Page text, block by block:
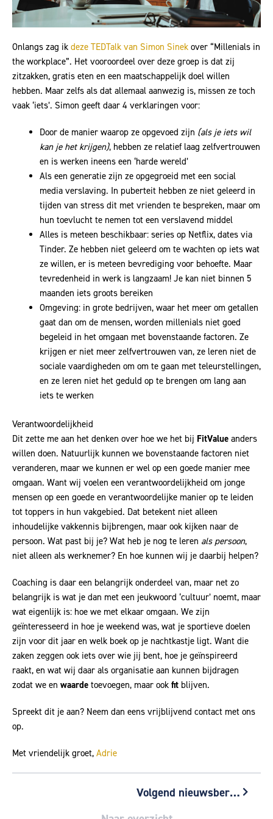
Onlangs zag ik deze TEDTalk van Simon Sinek over “Millenials in
the workplace”. Het vooroordeel over deze groep is dat zij
zitzakken, gratis eten en een maatschappelijk doel willen
hebben. Maar zelfs als dat allemaal aanwezig is, missen ze toch
vaak ‘iets’. Simon geeft daar 4 verklaringen voor:
Door de manier waarop ze opgevoed zijn (als je iets wil
kan je het krijgen), hebben ze relatief laag zelfvertrouwen
en is werken ineens een ‘harde wereld’
Als een generatie zijn ze opgegroeid met een social
media verslaving. In puberteit hebben ze niet geleerd in
tijden van stress dit met vrienden te bespreken, maar om
hun toevlucht te nemen tot een verslavend middel
Alles is meteen beschikbaar: series op Netflix, dates via
Tinder. Ze hebben niet geleerd om te wachten op iets wat
ze willen, er is meteen bevrediging voor behoefte. Maar
tevredenheid in werk is langzaam! Je kan niet binnen 5
maanden iets groots bereiken
Omgeving: in grote bedrijven, waar het meer om getallen
gaat dan om de mensen, worden millenials niet goed
begeleid in het omgaan met bovenstaande factoren. Ze
krijgen er niet meer zelfvertrouwen van, ze leren niet de
sociale vaardigheden om om te gaan met teleurstellingen,
en ze leren niet het geduld op te brengen om lang aan
iets te werken
Verantwoordelijkheid
Dit zette me aan het denken over hoe we het bij FitValue anders
willen doen. Natuurlijk kunnen we bovenstaande factoren niet
veranderen, maar we kunnen er wel op een goede manier mee
omgaan. Want wij voelen een verantwoordelijkheid om jonge
mensen op een goede en verantwoordelijke manier op te leiden
tot toppers in hun vakgebied. Dat betekent niet alleen
inhoudelijke vakkennis bijbrengen, maar ook kijken naar de
persoon. Wat past bij je? Wat heb je nog te leren als persoon,
niet alleen als werknemer? En hoe kunnen wij je daarbij helpen?
Coaching is daar een belangrijk onderdeel van, maar net zo
belangrijk is wat je dan met een jeukwoord ‘cultuur’ noemt, maar
wat eigenlijk is: hoe we met elkaar omgaan. We zijn
geïnteresseerd in hoe je weekend was, wat je sportieve doelen
zijn voor dit jaar en welk boek op je nachtkastje ligt. Want die
zaken zeggen ook iets over wie jij bent, hoe je geïnspireerd
raakt, en wat wij daar als organisatie aan kunnen bijdragen
zodat we en waarde toevoegen, maar ook fit blijven.
Spreekt dit je aan? Neem dan eens vrijblijvend contact met ons
op.
Met vriendelijk groet, Adrie
Volgend nieuwsbericht